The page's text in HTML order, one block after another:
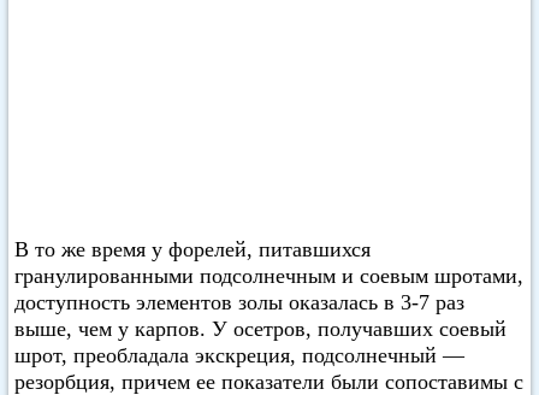
В то же время у форелей, питавшихся
гранулированными подсолнечным и соевым шротами,
доступность элементов золы оказалась в 3-7 раз
выше, чем у карпов. У осетров, получавших соевый
шрот, преобладала экскреция, подсолнечный —
резорбция, причем ее показатели были сопоставимы с